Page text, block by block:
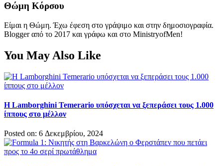
Θώμη Κόρσου
Είμαι η Θώμη. Έχω έφεση στο γράψιμο και στην δημοσιογραφία.
Blogger από το 2017 και γράφω και στο MinistryofMen!
You May Also Like
Η Lamborghini Temerario υπόσχεται να ξεπεράσει τους 1.000
ίππους στο μέλλον
Posted on: 6 Δεκεμβρίου, 2024